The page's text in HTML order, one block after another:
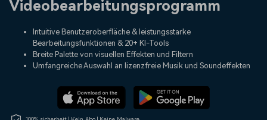
Lösungen
Shop
Assets
Audio
Text
Soziale Medien
Lifestyle & Spaß
Ressourcen
Video-Prompts
Über 100 heiße Video-
Meisterkurs
Hilfe-Center
Erste Schritte
Über
Videobearbeitungsprogramm
Intuitive Benutzeroberfläche & leistungsstarke
Bearbeitungsfunktionen & 20+ KI-Tools
Breite Palette von visuellen Effekten und Filtern
Umfangreiche Auswahl an lizenzfreie Musik und Soundeffekten